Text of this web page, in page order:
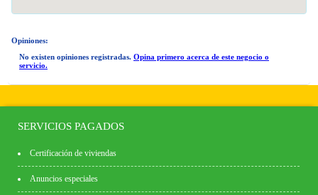
Opiniones:
No existen opiniones registradas. Opina primero acerca de este negocio o
servicio.
SERVICIOS PAGADOS
Certificación de viviendas
Anuncios especiales